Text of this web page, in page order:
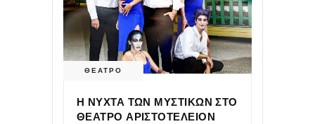
ΘΕΑΤΡΟ
Η ΝΥΧΤΑ ΤΩΝ ΜΥΣΤΙΚΩΝ ΣΤΟ
ΘΕΑΤΡΟ ΑΡΙΣΤΟΤΕΛΕΙΟΝ